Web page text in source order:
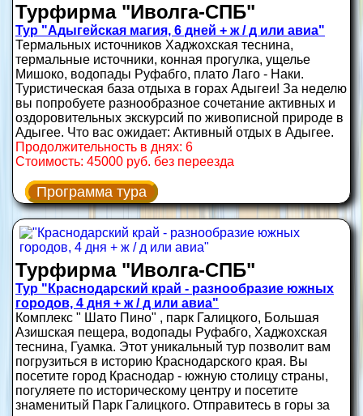
Турфирма "Иволга-СПБ"
Тур "Адыгейская магия, 6 дней + ж / д или авиа"
Термальных источников Хаджохская теснина,
термальные источники, конная прогулка, ущелье
Мишоко, водопады Руфабго, плато Лаго - Наки.
Туристическая база отдыха в горах Адыгеи! За неделю
вы попробуете разнообразное сочетание активных и
оздоровительных экскурсий по живописной природе в
Адыгее. Что вас ожидает: Активный отдых в Адыгее.
Продолжительность в днях: 6
Стоимость: 45000 руб. без переезда
Программа тура
Турфирма "Иволга-СПБ"
Тур "Краснодарский край - разнообразие южных
городов, 4 дня + ж / д или авиа"
Комплекс " Шато Пино" , парк Галицкого, Большая
Азишская пещера, водопады Руфабго, Хаджохская
теснина, Гуамка. Этот уникальный тур позволит вам
погрузиться в историю Краснодарского края. Вы
посетите город Краснодар - южную столицу страны,
погуляете по историческому центру и посетите
знаменитый Парк Галицкого. Отправитесь в горы за